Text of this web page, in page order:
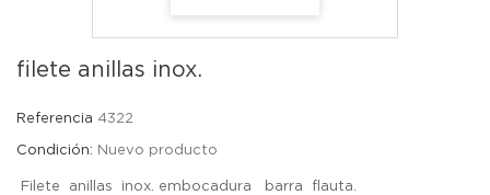
filete anillas inox.
Referencia 4322
Condición: Nuevo producto
Filete anillas inox. embocadura barra flauta.